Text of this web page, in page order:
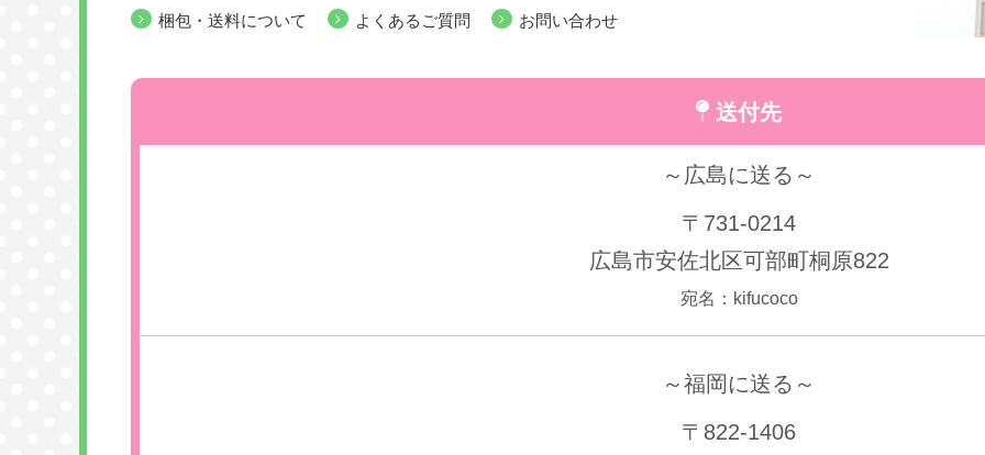
梱包・送料について よくあるご質問 お問い合わせ
送付先
～広島に送る～
〒731-0214
広島市安佐北区可部町桐原822
宛名：kifucoco
～福岡に送る～
〒822-1406